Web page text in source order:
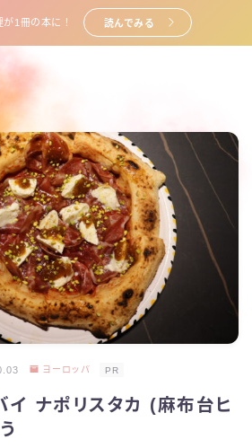
1冊の本に！ 読んでみる
ヨーロッパ PR
イ ナポリスタカ (麻布台ヒ